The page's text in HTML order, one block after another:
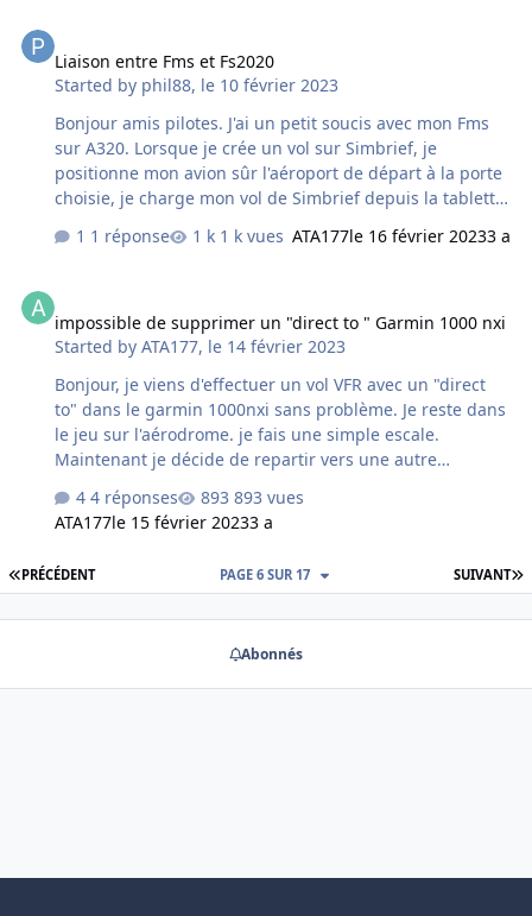
sur la case "tout selectionner", il ne se passe rien sur le
terrain ! Pourtant dans community tout y bien présent.
et je ne comprends pas pourquoi les cases cochées
s'eff…
Liaison entre Fms et Fs2020
Started by phil88, le 10 février 2023
Bonjour amis pilotes. J'ai un petit soucis avec mon Fms
sur A320. Lorsque je crée un vol sur Simbrief, je
positionne mon avion sûr l'aéroport de départ à la porte
choisie, je charge mon vol de Simbrief depuis la tablette,
puis dans le Fms. Cependant je ne vois pas mon vol
apparaître sûr la carte (VFR) du jeu. Ce qui fait que je ne
problème de paramétrage. Pouvez vous m'aider ? Merci
d'avance
1 réponse 1 k vues ATA177le 16 février 20233 a
impossible de supprimer un "direct to " Garmin 1000 nxi
Started byATA177, le 14 février 2023
Bonjour, je viens d'effectuer un vol VFR avec un "direct
to" dans le garmin 1000nxi sans problème. Je reste dans
le jeu sur l'aérodrome. je fais une simple escale.
Maintenant je décide de repartir vers une autre
destination avec un plan de vol, l'enregistrement se fait
normalement, mais... Le "direct to" reste actif plan de vol
actif GPS, je n'ai pas trouvé pour le désactiver ou le
quelque chose ? Dossier community vide, Cessna C172
4 réponses
893 vues
ATA177le 15 février 20233 a
PREMIÈRE PAGE
PRÉCÉDENT SUIVANT
PAGE 6 SUR 17
Abonnés